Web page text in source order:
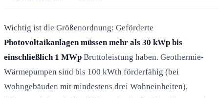
Wichtig ist die Größenordnung: Geförderte
Photovoltaikanlagen müssen mehr als 30 kWp bis
einschließlich 1 MWp Bruttoleistung haben. Geothermie-
Wärmepumpen sind bis 100 kWth förderfähig (bei
Wohngebäuden mit mindestens drei Wohneinheiten),